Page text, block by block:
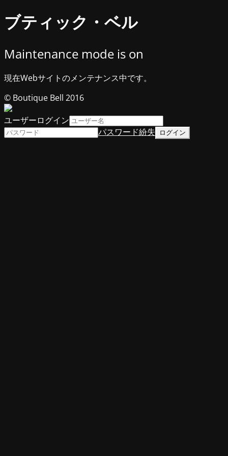
ブティック・ベル
Maintenance mode is on
現在Webサイトのメンテナンス中です。
© Boutique Bell 2016
ユーザーログイン
パスワード紛失